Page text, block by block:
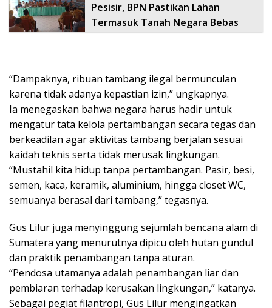
Pesisir, BPN Pastikan Lahan
Termasuk Tanah Negara Bebas
“Dampaknya, ribuan tambang ilegal bermunculan
karena tidak adanya kepastian izin,” ungkapnya.
Ia menegaskan bahwa negara harus hadir untuk
mengatur tata kelola pertambangan secara tegas dan
berkeadilan agar aktivitas tambang berjalan sesuai
kaidah teknis serta tidak merusak lingkungan.
“Mustahil kita hidup tanpa pertambangan. Pasir, besi,
semen, kaca, keramik, aluminium, hingga closet WC,
semuanya berasal dari tambang,” tegasnya.
Gus Lilur juga menyinggung sejumlah bencana alam di
Sumatera yang menurutnya dipicu oleh hutan gundul
dan praktik penambangan tanpa aturan.
“Pendosa utamanya adalah penambangan liar dan
pembiaran terhadap kerusakan lingkungan,” katanya.
Sebagai pegiat filantropi, Gus Lilur mengingatkan